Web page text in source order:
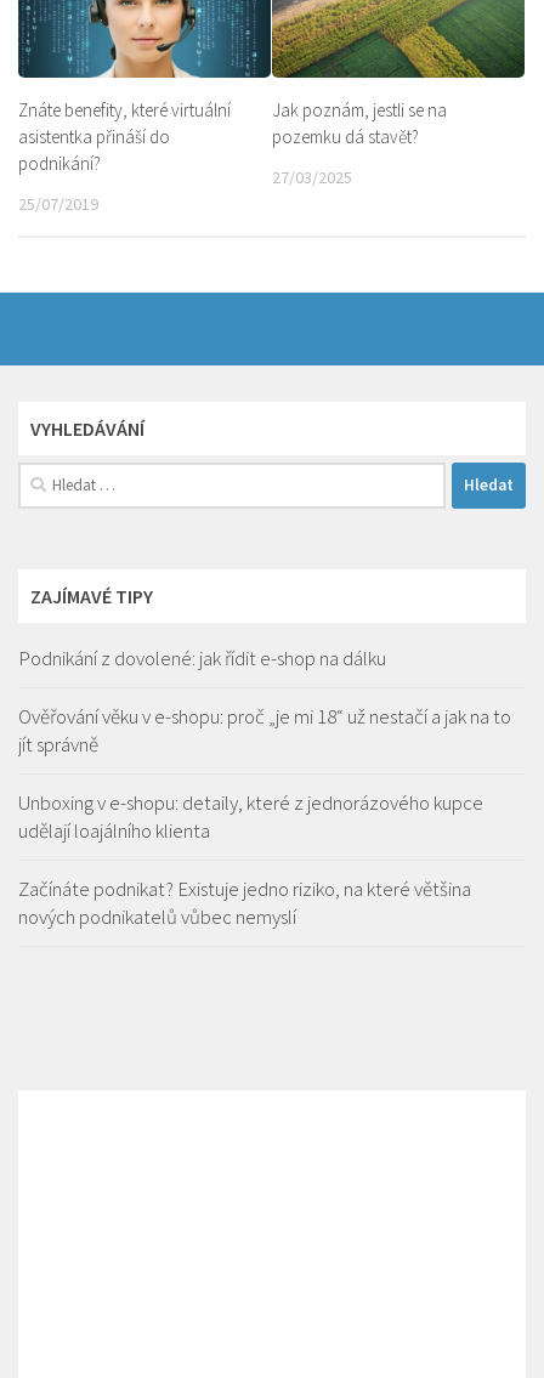
Znáte benefity, které virtuální
asistentka přináší do
podnikání?
25/07/2019
Jak poznám, jestli se na
pozemku dá stavět?
27/03/2025
VYHLEDÁVÁNÍ
Vyhledávání
ZAJÍMAVÉ TIPY
Podnikání z dovolené: jak řídit e-shop na dálku
Ověřování věku v e-shopu: proč „je mi 18“ už nestačí a jak na to
jít správně
Unboxing v e-shopu: detaily, které z jednorázového kupce
udělají loajálního klienta
Začínáte podnikat? Existuje jedno riziko, na které většina
nových podnikatelů vůbec nemyslí